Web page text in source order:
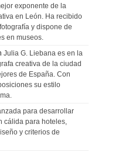
exponente de la
en León. Ha recibido
y dispone de
en museos.
Julia G. Liebana es en la
creativa de la ciudad
de España. Con
su estilo
para desarrollar
cálida para hoteles,
y criterios de